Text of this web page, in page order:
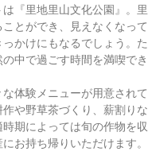
『里地里山文化公園』。
とができ、見えなくなっ
かけにもなるでしょう。た
中で過ごす時間を満喫でき
体験メニューが用意され
や野草茶づくり、薪割り
時期によっては旬の作物を
お持ち帰りいただけます。